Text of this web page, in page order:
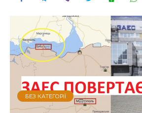
БЕЗ КАТЕГОРІЇ